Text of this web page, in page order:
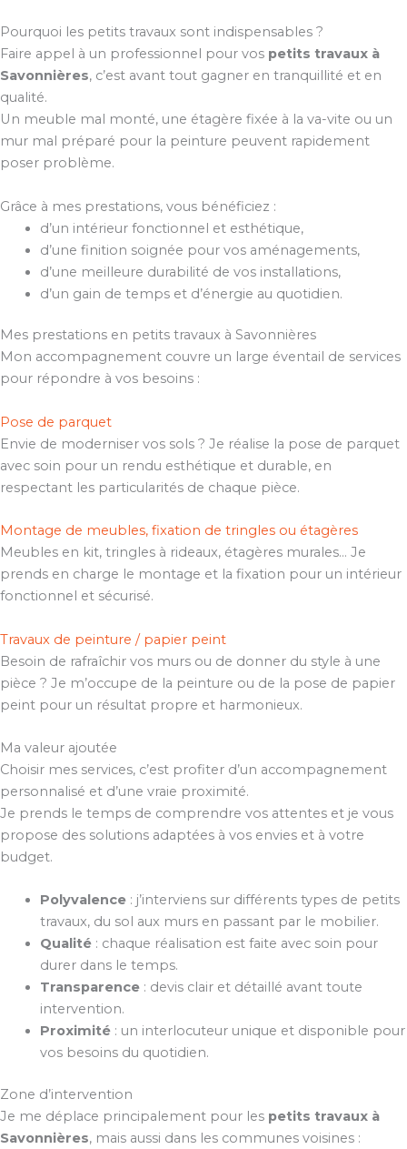
Pourquoi les petits travaux sont indispensables ?
Faire appel à un professionnel pour vos petits travaux à
Savonnières, c’est avant tout gagner en tranquillité et en
qualité.
Un meuble mal monté, une étagère fixée à la va-vite ou un
mur mal préparé pour la peinture peuvent rapidement
poser problème.
Grâce à mes prestations, vous bénéficiez :
d’un intérieur fonctionnel et esthétique,
d’une finition soignée pour vos aménagements,
d’une meilleure durabilité de vos installations,
d’un gain de temps et d’énergie au quotidien.
Mes prestations en petits travaux à Savonnières
Mon accompagnement couvre un large éventail de services
pour répondre à vos besoins :
Pose de parquet
Envie de moderniser vos sols ? Je réalise la pose de parquet
avec soin pour un rendu esthétique et durable, en
respectant les particularités de chaque pièce.
Montage de meubles, fixation de tringles ou étagères
Meubles en kit, tringles à rideaux, étagères murales… Je
prends en charge le montage et la fixation pour un intérieur
fonctionnel et sécurisé.
Travaux de peinture / papier peint
Besoin de rafraîchir vos murs ou de donner du style à une
pièce ? Je m’occupe de la peinture ou de la pose de papier
peint pour un résultat propre et harmonieux.
Ma valeur ajoutée
Choisir mes services, c’est profiter d’un accompagnement
personnalisé et d’une vraie proximité.
Je prends le temps de comprendre vos attentes et je vous
propose des solutions adaptées à vos envies et à votre
budget.
Polyvalence: j’interviens sur différents types de petits
travaux, du sol aux murs en passant par le mobilier.
Qualité: chaque réalisation est faite avec soin pour
durer dans le temps.
Transparence: devis clair et détaillé avant toute
intervention.
Proximité: un interlocuteur unique et disponible pour
vos besoins du quotidien.
Zone d’intervention
Je me déplace principalement pour les petits travaux à
Savonnières, mais aussi dans les communes voisines :